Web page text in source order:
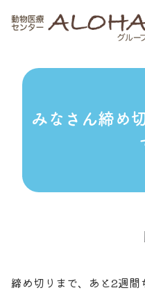
みなさん締め
締め切りまで、あと2週間